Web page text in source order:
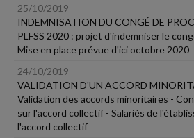
25/10/2019
INDEMNISATION DU CONGÉ DE
PLFSS 2020 : projet d'indemniser le
Mise en place prévue d'ici octobre 2020
24/10/2019
VALIDATION D'UN ACCORD
Validation des accords minoritaires -
sur l'accord collectif - Salariés de
l'accord collectif